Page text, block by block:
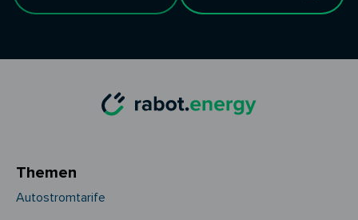
Themen
Autostromtarife